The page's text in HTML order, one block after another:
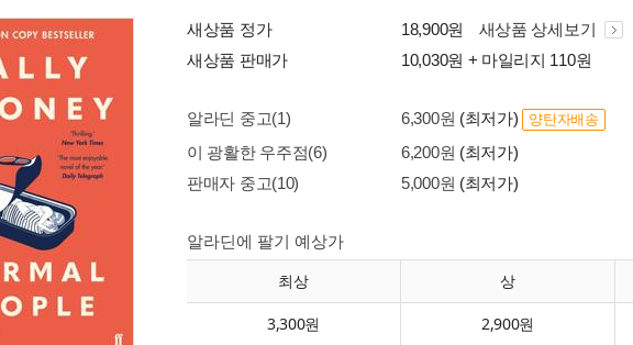
새상품 정가 18,900원
새상품 상세보기
새상품 판매가
10,030원 + 마일리지 110원
알라딘 중고(1) 6,300원 (최저가) 양탄자배송
이 광활한 우주점(6) 6,200원 (최저가)
판매자 중고(10)
5,000원 (최저가)
알라딘에 팔기 예상가
최상 상
3,300원 2,900원